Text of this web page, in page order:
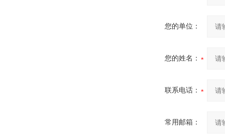
您的单位：
您的姓名：
联系电话：
常用邮箱：